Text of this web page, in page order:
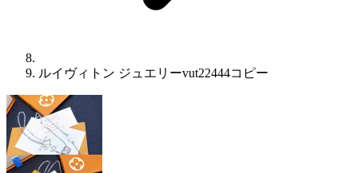
ルイヴィトン ジュエリーvut22444コピー